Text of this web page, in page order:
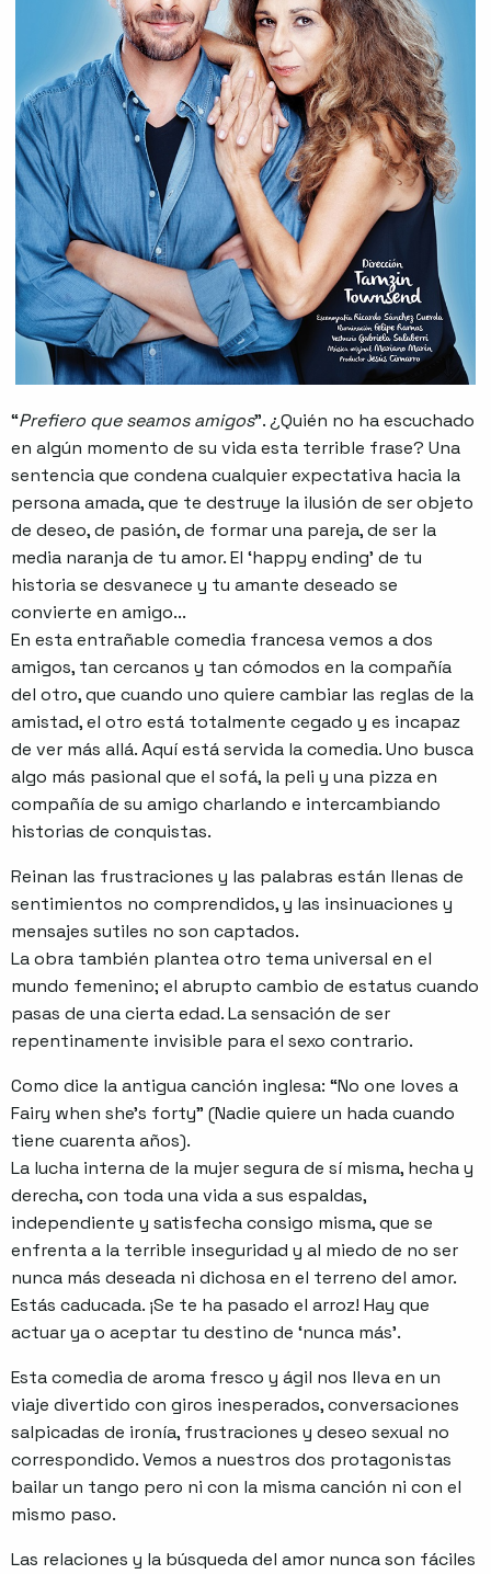
“Prefiero que seamos amigos”. ¿Quién no ha escuchado
en algún momento de su vida esta terrible frase? Una
sentencia que condena cualquier expectativa hacia la
persona amada, que te destruye la ilusión de ser objeto
de deseo, de pasión, de formar una pareja, de ser la
media naranja de tu amor. El ‘happy ending’ de tu
historia se desvanece y tu amante deseado se
convierte en amigo...
En esta entrañable comedia francesa vemos a dos
amigos, tan cercanos y tan cómodos en la compañía
del otro, que cuando uno quiere cambiar las reglas de la
amistad, el otro está totalmente cegado y es incapaz
de ver más allá. Aquí está servida la comedia. Uno busca
algo más pasional que el sofá, la peli y una pizza en
compañía de su amigo charlando e intercambiando
historias de conquistas.
Reinan las frustraciones y las palabras están llenas de
sentimientos no comprendidos, y las insinuaciones y
mensajes sutiles no son captados.
La obra también plantea otro tema universal en el
mundo femenino; el abrupto cambio de estatus cuando
pasas de una cierta edad. La sensación de ser
repentinamente invisible para el sexo contrario.
Como dice la antigua canción inglesa: “No one loves a
Fairy when she’s forty” (Nadie quiere un hada cuando
tiene cuarenta años).
La lucha interna de la mujer segura de sí misma, hecha y
derecha, con toda una vida a sus espaldas,
independiente y satisfecha consigo misma, que se
enfrenta a la terrible inseguridad y al miedo de no ser
nunca más deseada ni dichosa en el terreno del amor.
Estás caducada. ¡Se te ha pasado el arroz! Hay que
actuar ya o aceptar tu destino de ‘nunca más’.
Esta comedia de aroma fresco y ágil nos lleva en un
viaje divertido con giros inesperados, conversaciones
salpicadas de ironía, frustraciones y deseo sexual no
correspondido. Vemos a nuestros dos protagonistas
bailar un tango pero ni con la misma canción ni con el
mismo paso.
Las relaciones y la búsqueda del amor nunca son fáciles